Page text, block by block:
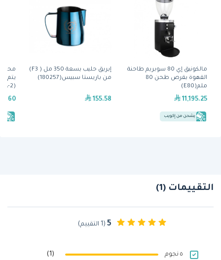
مالكونيق إي 80 سوبريم طاحنة
القهوة بقرص طحن 80
ملم(E80)
11,195.25
يشحن من إكويب
إبريق حليب بسعة 350 مل ( F3)
من باريستا سبيس(180257)
155.58
يتم
(VP17A-2) من بَن
التقييمات (1)
5 (1 التقييم)
٥ نجوم (1)